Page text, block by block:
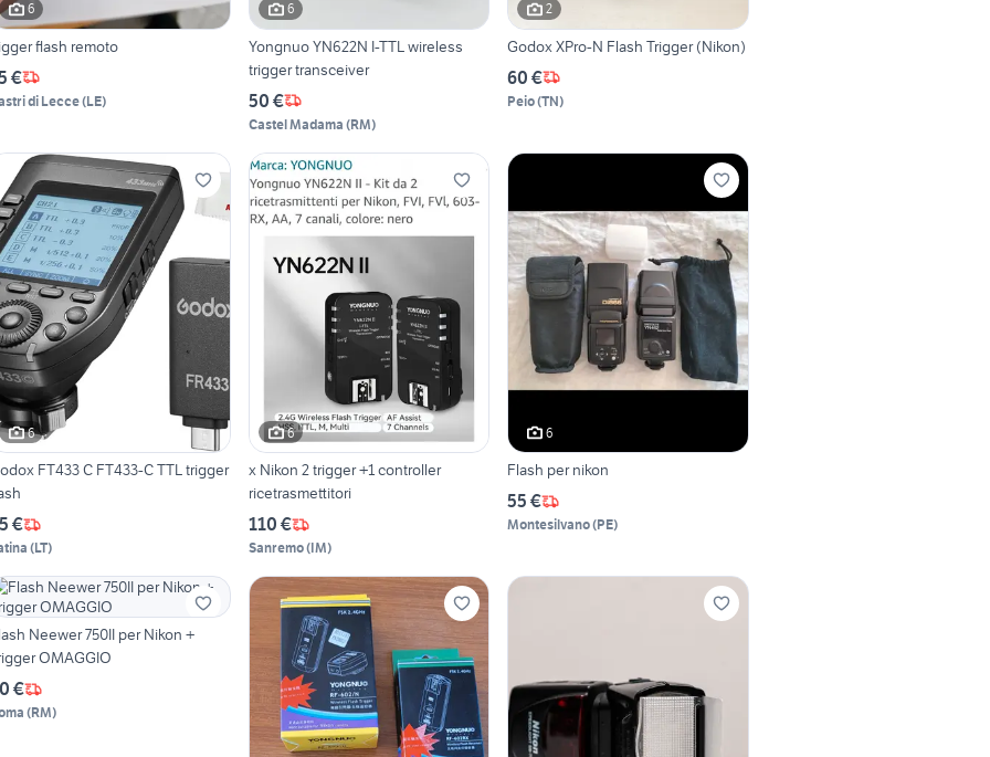
6
flash remoto
€
di Lecce(LE)
6
Yongnuo YN622N I-TTL wireless
trigger transceiver
50 €
Castel Madama (RM)
2
Godox XPro-N Flash Trigger (Nikon)
60 €
Peio(TN)
6
FT433 C FT433-C TTL trigger
€
(LT)
6
x Nikon 2 trigger +1 controller
ricetrasmettitori
110 €
Sanremo(IM)
6
Flash per nikon
55 €
Montesilvano(PE)
Neewer 750II per Nikon +
OMAGGIO
€
(RM)